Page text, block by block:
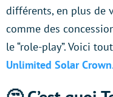
différents, en plus de
comme des
le “role-play”. Voici
Unlimited Solar